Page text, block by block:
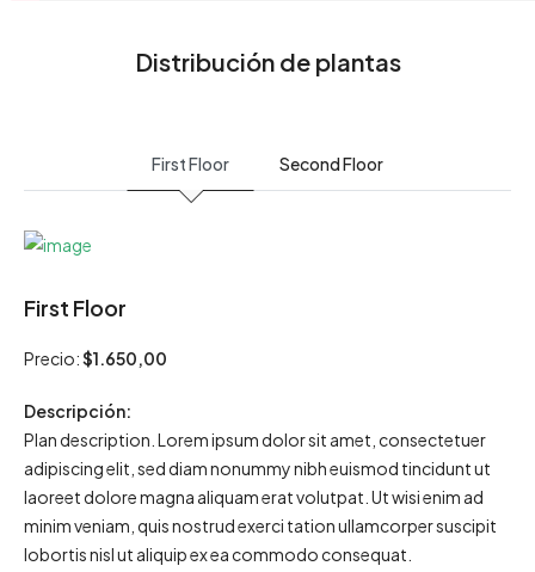
Distribución de plantas
First Floor Second Floor
First Floor
Precio:$1.650,00
Descripción:
Plan description. Lorem ipsum dolor sit amet, consectetuer
adipiscing elit, sed diam nonummy nibh euismod tincidunt ut
laoreet dolore magna aliquam erat volutpat. Ut wisi enim ad
minim veniam, quis nostrud exerci tation ullamcorper suscipit
lobortis nisl ut aliquip ex ea commodo consequat.